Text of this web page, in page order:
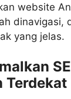
website
dinavigasi,
yang jelas.
Terdekat